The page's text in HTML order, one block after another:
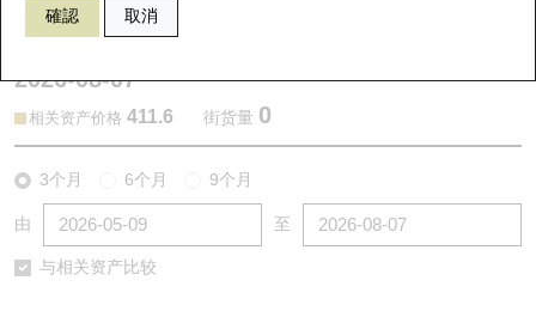
確認 取消
2026-08-07
相关资产价格 411.6 街货量 0
3个月 6个月 9个月
由 至
与相关资产比较
认股证到期结算价查找
认股证分析仪
认股证/牛熊证日志
正股牛熊证列表
新发行瑞银牛熊证
牛熊证到期结算价查找
资金流
街货统计
国指成份股
科指成份股
中资ETFs溢价比较
认股证投资者教育
牛熊证投资者教育